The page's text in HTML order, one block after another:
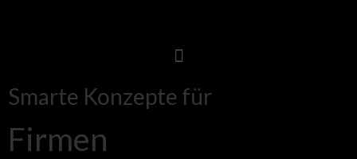
Smarte Konzepte für
Firmen